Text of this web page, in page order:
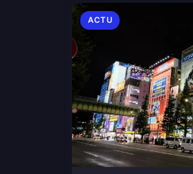
ACTU